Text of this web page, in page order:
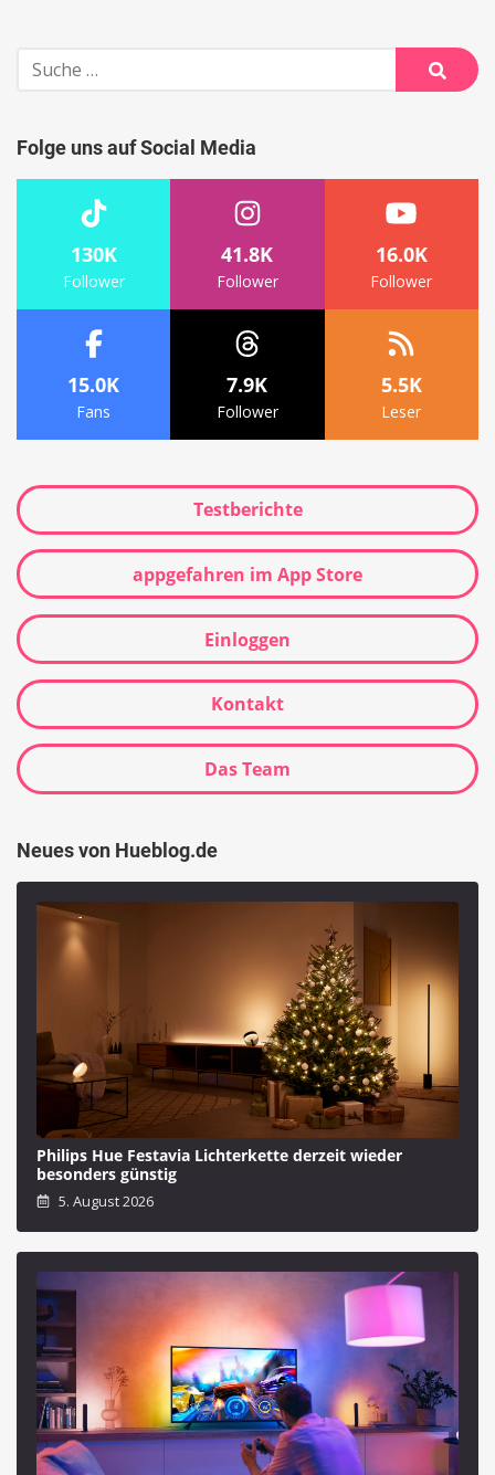
Suche
nach:
Suche
Folge uns auf Social Media
130K
Follower
41.8K
Follower
16.0K
Follower
15.0K
Fans
7.9K
Follower
5.5K
Leser
Testberichte
appgefahren im App Store
Einloggen
Kontakt
Das Team
Neues von Hueblog.de
Philips Hue Festavia Lichterkette derzeit wieder
besonders günstig
5. August 2026